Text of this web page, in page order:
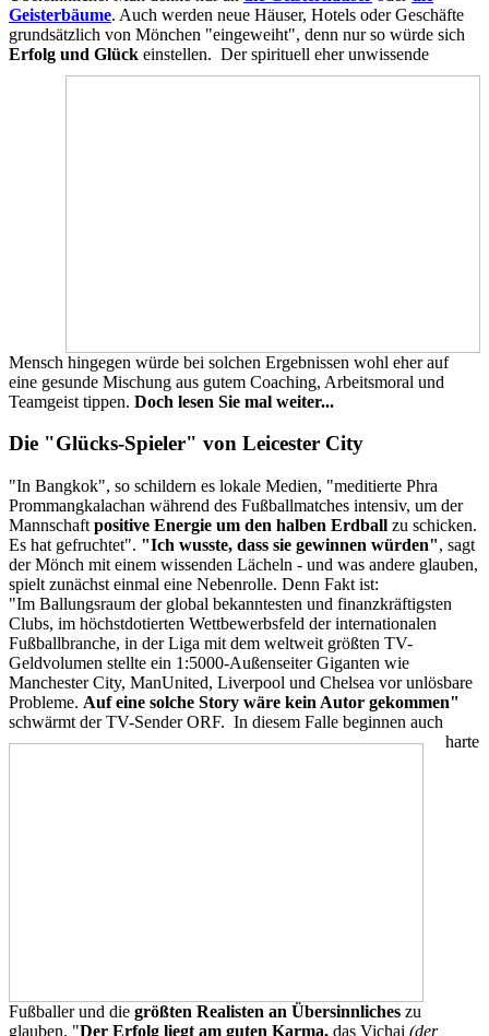
Geisterbäume. Auch werden neue Häuser, Hotels oder Geschäfte
grundsätzlich von Mönchen "eingeweiht", denn nur so würde sich
Erfolg und Glück einstellen. Der spirituell eher unwissende
Mensch hingegen würde bei solchen Ergebnissen wohl eher auf
eine gesunde Mischung aus gutem Coaching, Arbeitsmoral und
Teamgeist tippen. Doch lesen Sie mal weiter...
Die "Glücks-Spieler" von Leicester City
"In Bangkok", so schildern es lokale Medien, "meditierte Phra
Prommangkalachan während des Fußballmatches intensiv, um der
Mannschaft positive Energie um den halben Erdball zu schicken.
Es hat gefruchtet". "Ich wusste, dass sie gewinnen würden", sagt
der Mönch mit einem wissenden Lächeln - und was andere glauben,
spielt zunächst einmal eine Nebenrolle. Denn Fakt ist:
"Im Ballungsraum der global bekanntesten und finanzkräftigsten
Clubs, im höchstdotierten Wettbewerbsfeld der internationalen
Fußballbranche, in der Liga mit dem weltweit größten TV-
Geldvolumen stellte ein 1:5000-Außenseiter Giganten wie
Manchester City, ManUnited, Liverpool und Chelsea vor unlösbare
Probleme. Auf eine solche Story wäre kein Autor gekommen"
schwärmt der TV-Sender ORF. In diesem Falle beginnen auch
harte
Fußballer und die größten Realisten an Übersinnliches zu
glauben. "Der Erfolg liegt am guten Karma, das Vichai (der